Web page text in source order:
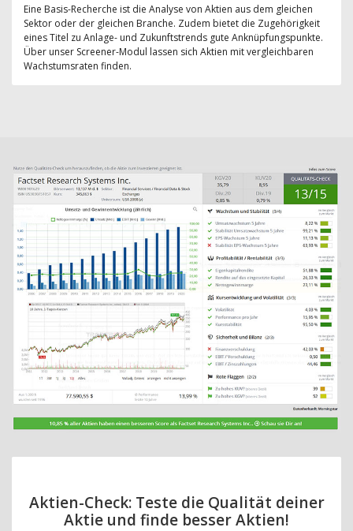
Eine Basis-Recherche ist die Analyse von Aktien aus dem gleichen
Sektor oder der gleichen Branche. Zudem bietet die Zugehörigkeit
eines Titel zu Anlage- und Zukunftstrends gute Anknüpfungspunkte.
Über unser Screener-Modul lassen sich Aktien mit vergleichbaren
Wachstumsraten finden.
Aktien-Check: Teste die Qualität deiner
Aktie und finde besser Aktien!